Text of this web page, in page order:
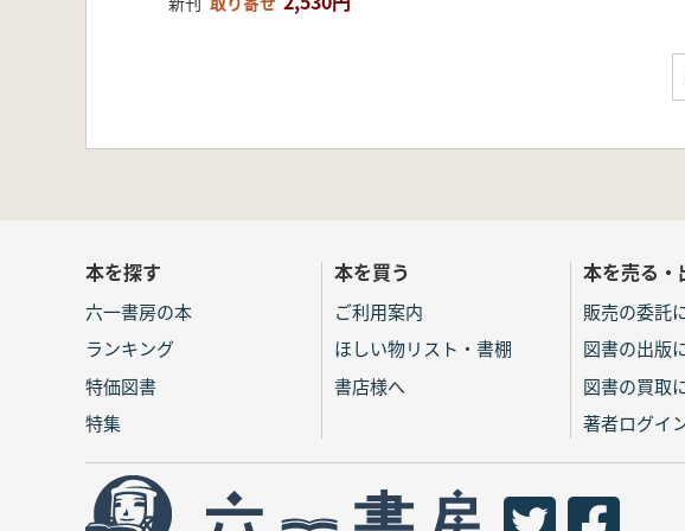
本を探す
六一書房の本
ランキング
特価図書
特集
本を買う
ご利用案内
ほしい物リスト・書棚
書店様へ
本を売る・
販売の委託
図書の出版
図書の買取
著者ログイ